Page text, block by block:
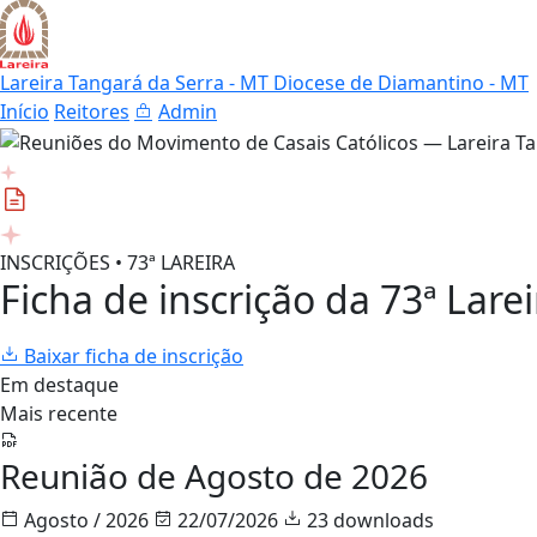
Lareira Tangará da Serra - MT Diocese de Diamantino - MT
Início Reitores Admin
INSCRIÇÕES • 73ª LAREIRA
Ficha de inscrição da 73ª
Baixar ficha de inscrição
Em destaque
Mais recente
Reunião de Agosto de 2026
Agosto / 2026 22/07/2026
23 downloads